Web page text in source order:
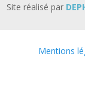
Site réalisé par
Mentions